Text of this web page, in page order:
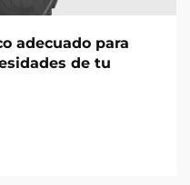
adecuado para
de tu